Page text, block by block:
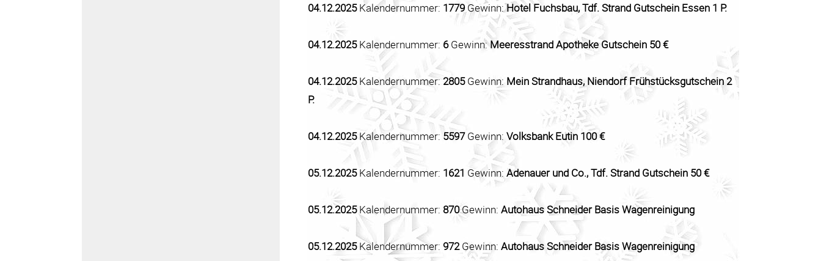
04.12.2025Kalendernummer: 1779Gewinn:Hotel Fuchsbau, Tdf. Strand Gutschein Essen 1 P.
04.12.2025Kalendernummer: 6Gewinn:Meeresstrand Apotheke Gutschein 50 €
04.12.2025Kalendernummer: 2805Gewinn: Mein Strandhaus, Niendorf Frühstücksgutschein 2
P.
04.12.2025Kalendernummer: 5597Gewinn: Volksbank Eutin 100 €
05.12.2025Kalendernummer: 1621 Gewinn: Adenauer und Co., Tdf. Strand Gutschein 50 €
05.12.2025Kalendernummer: 870Gewinn: Autohaus Schneider Basis Wagenreinigung
05.12.2025Kalendernummer: 972Gewinn: Autohaus Schneider Basis Wagenreinigung